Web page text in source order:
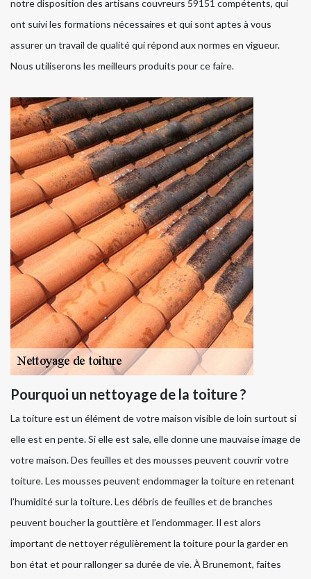
notre disposition des artisans couvreurs 59151 compétents, qui
ont suivi les formations nécessaires et qui sont aptes à vous
assurer un travail de qualité qui répond aux normes en vigueur.
Nous utiliserons les meilleurs produits pour ce faire.
Pourquoi un nettoyage de la toiture ?
La toiture est un élément de votre maison visible de loin surtout si
elle est en pente. Si elle est sale, elle donne une mauvaise image de
votre maison. Des feuilles et des mousses peuvent couvrir votre
toiture. Les mousses peuvent endommager la toiture en retenant
l’humidité sur la toiture. Les débris de feuilles et de branches
peuvent boucher la gouttière et l’endommager. Il est alors
important de nettoyer régulièrement la toiture pour la garder en
bon état et pour rallonger sa durée de vie. À Brunemont, faites